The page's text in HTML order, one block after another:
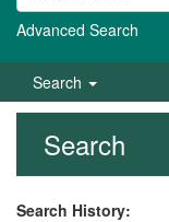
Advanced Search
Search
Search
Search History: